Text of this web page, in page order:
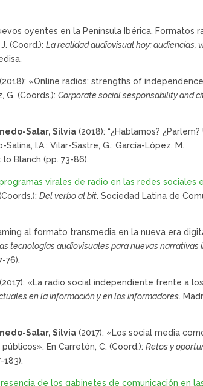
oyentes en la Península Ibérica. Formatos
(Coord.):La realidad audiovisual hoy: audiencias,
(2018): «Online radios: strengths of
G. (Coords.):Corporate social sesponsability and
Salar, Silvia (2018): “¿Hablamos?
I.A.; Vilar-Sastre, G.; García-López, M.
lo Blanch (pp. 73-86).
virales de radio en las redes sociales
Del verbo al bit. Sociedad Latina de
al formato transmedia en la nueva era
tecnologías audiovisuales para nuevas narrativas
76).
(2017): «La radio social independiente frente a
en la información y en los informadores.
Salar, Silvia (2017): «Los social media
En Carretón, C. (Coord.):Retos y
183).
de los gabinetes de comunicación en